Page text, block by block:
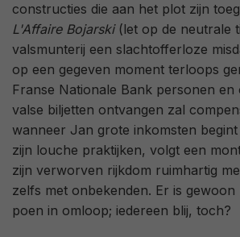
constructies die aan het plot zijn
L'Affaire Bojarski(let op de neutrale
valsmunterij een slachtofferloze
op een gegeven moment terloops
Franse Nationale Bank personen en
valse biljetten ontvangen zal
wanneer Jan grote inkomsten
zijn louche praktijken, volgt een
zijn verworven rijkdom ruimhartig
zelfs met onbekenden. Er is
poen in omloop; iedereen blij, toch?